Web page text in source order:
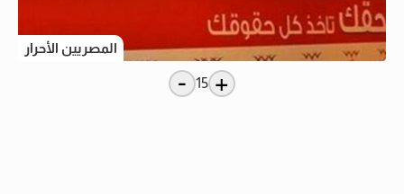
المصريين الأحرار
+
15
-